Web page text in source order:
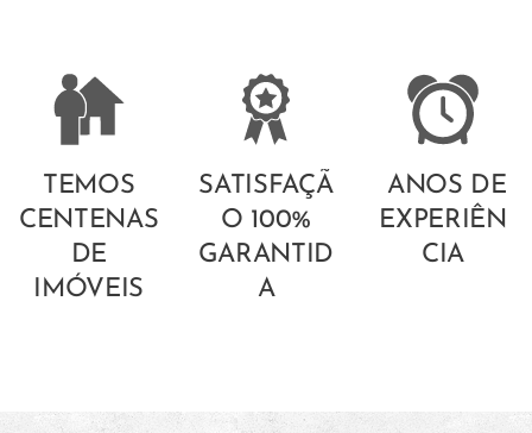
TEMOS
CENTENAS
DE
IMÓVEIS
SATISFAÇÃ
O 100%
GARANTID
A
ANOS DE
EXPERIÊN
CIA